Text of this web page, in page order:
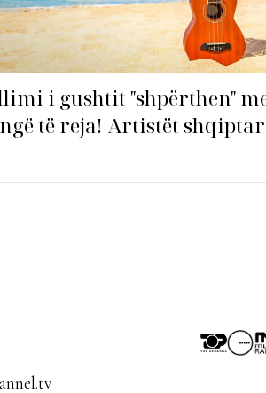
i gushtit "shpërthen"
të reja! Artistët